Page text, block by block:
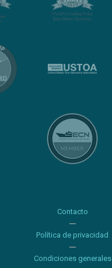
Contacto
Política de privacidad
Condiciones generales